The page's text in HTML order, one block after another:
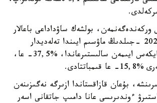
بولشەك ساۋداداعى باعالار
ءوسىپ كەلەدى. 2026 -جىلدىڭ ماۋسىم ايىندا تەلەديدار
وتكەن جىلدىڭ سايكەس ايىمەن سالىستىرعاندا، %37,5- عا،
بۇعان قازاقستاندا ازىرگە نەگىزىنەن
ءوندىرىسى عانا دامىپ جاتقانى اسەر